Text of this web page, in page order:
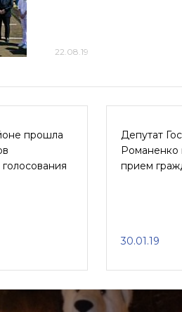
22.08.19
прошла
Депутат
Романенко
прием
30.01.19